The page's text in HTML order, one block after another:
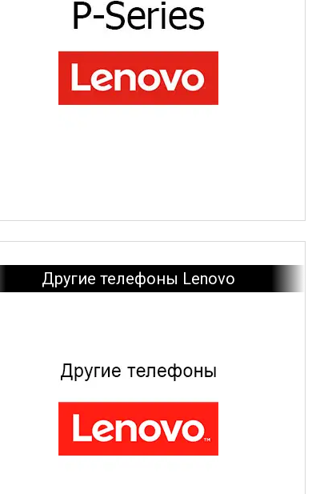
Другие телефоны Lenovo